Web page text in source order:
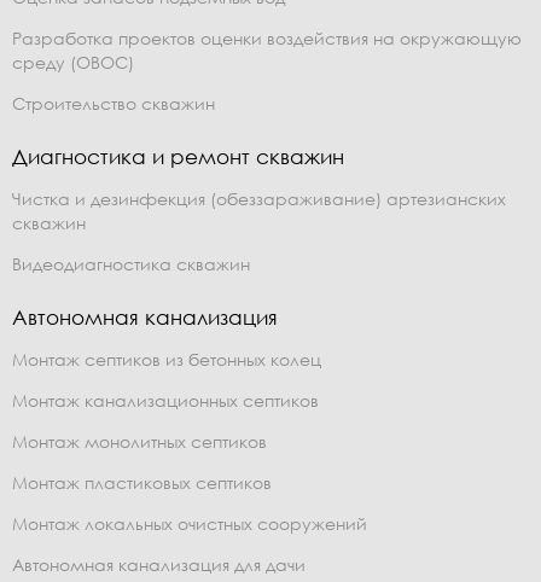
Разработка проектов оценки воздействия на окружающую
среду (ОВОС)
Строительство скважин
Диагностика и ремонт скважин
Чистка и дезинфекция (обеззараживание) артезианских
скважин
Видеодиагностика скважин
Автономная канализация
Монтаж септиков из бетонных колец
Монтаж канализационных септиков
Монтаж монолитных септиков
Монтаж пластиковых септиков
Монтаж локальных очистных сооружений
Автономная канализация для дачи